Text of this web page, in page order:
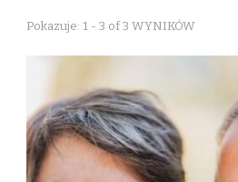
Pokazuje: 1 - 3 of 3 WYNIKÓW